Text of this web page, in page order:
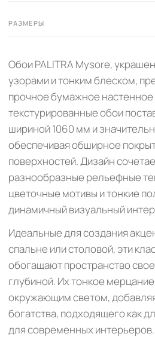
РАЗМЕРЫ
Обои PALITRA Mysore,
узорами и тонким блеском,
прочное бумажное настенное
текстурированные обои
шириной 1060 мм и
обеспечивая обширное
поверхностей. Дизайн
разнообразные рельефные
цветочные мотивы и тонкие
динамичный визуальный
Идеальные для создания
спальне или столовой, эти
обогащают пространство
глубиной. Их тонкое
окружающим светом,
богатства, подходящего как
для современных